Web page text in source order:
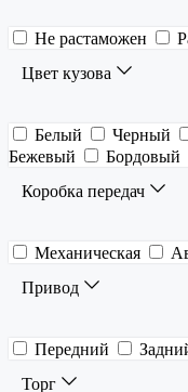
Не растаможен
Цвет кузова
Белый Черный
Бежевый
Бордовый
Коробка передач
Механическая
Привод
Передний
Торг